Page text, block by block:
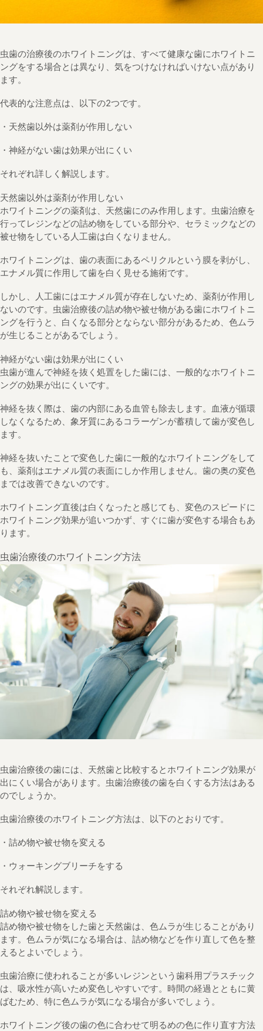
虫歯の治療後のホワイトニングは、すべて健康な歯にホワイトニ
ングをする場合とは異なり、気をつけなければいけない点があり
ます。
代表的な注意点は、以下の2つです。
・天然歯以外は薬剤が作用しない
・神経がない歯は効果が出にくい
それぞれ詳しく解説します。
天然歯以外は薬剤が作用しない
ホワイトニングの薬剤は、天然歯にのみ作用します。虫歯治療を
行ってレジンなどの詰め物をしている部分や、セラミックなどの
被せ物をしている人工歯は白くなりません。
ホワイトニングは、歯の表面にあるペリクルという膜を剥がし、
エナメル質に作用して歯を白く見せる施術です。
しかし、人工歯にはエナメル質が存在しないため、薬剤が作用し
ないのです。虫歯治療後の詰め物や被せ物がある歯にホワイトニ
ングを行うと、白くなる部分とならない部分があるため、色ムラ
が生じることがあるでしょう。
神経がない歯は効果が出にくい
虫歯が進んで神経を抜く処置をした歯には、一般的なホワイトニ
ングの効果が出にくいです。
神経を抜く際は、歯の内部にある血管も除去します。血液が循環
しなくなるため、象牙質にあるコラーゲンが蓄積して歯が変色し
ます。
神経を抜いたことで変色した歯に一般的なホワイトニングをして
も、薬剤はエナメル質の表面にしか作用しません。歯の奥の変色
までは改善できないのです。
ホワイトニング直後は白くなったと感じても、変色のスピードに
ホワイトニング効果が追いつかず、すぐに歯が変色する場合もあ
ります。
虫歯治療後のホワイトニング方法
虫歯治療後の歯には、天然歯と比較するとホワイトニング効果が
出にくい場合があります。虫歯治療後の歯を白くする方法はある
のでしょうか。
虫歯治療後のホワイトニング方法は、以下のとおりです。
・詰め物や被せ物を変える
・ウォーキングブリーチをする
それぞれ解説します。
詰め物や被せ物を変える
詰め物や被せ物をした歯と天然歯は、色ムラが生じることがあり
ます。色ムラが気になる場合は、詰め物などを作り直して色を整
えるとよいでしょう。
虫歯治療に使われることが多いレジンという歯科用プラスチック
は、吸水性が高いため変色しやすいです。時間の経過とともに黄
ばむため、特に色ムラが気になる場合が多いでしょう。
ホワイトニング後の歯の色に合わせて明るめの色に作り直す方法